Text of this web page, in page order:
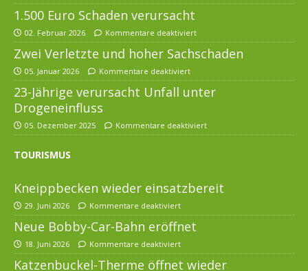
1.500 Euro Schaden verursacht
02. Februar 2026 Kommentare deaktiviert
Zwei Verletzte und hoher Sachschaden
05. Januar 2026 Kommentare deaktiviert
23-Jährige verursacht Unfall unter
Drogeneinfluss
05. Dezember 2025 Kommentare deaktiviert
TOURISMUS
Kneippbecken wieder einsatzbereit
29. Juni 2026 Kommentare deaktiviert
Neue Bobby-Car-Bahn eröffnet
18. Juni 2026 Kommentare deaktiviert
Katzenbuckel-Therme öffnet wieder